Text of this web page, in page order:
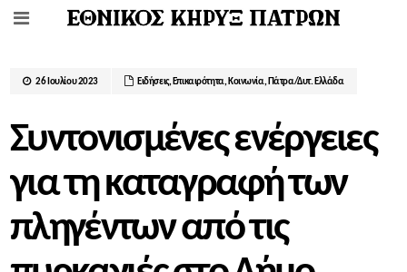
26 Ιουλίου 2023 Ειδήσεις, Επικαιρότητα, Κοινωνία, Πάτρα/Δυτ. Ελλάδα
Συντονισμένες ενέργειες
για τη καταγραφή των
πληγέντων από τις